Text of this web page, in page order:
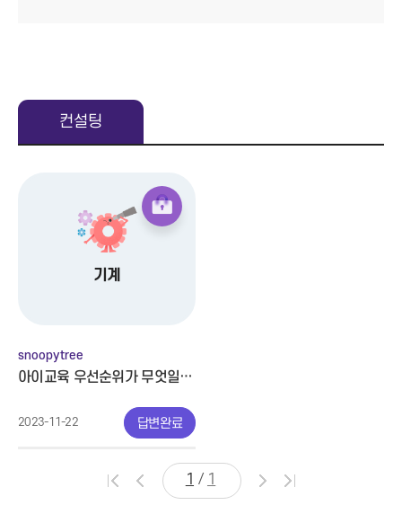
컨설팅
기계
snoopytree
아이교육 우선순위가 무엇일까요?
2023-11-22 답변완료
1 / 1